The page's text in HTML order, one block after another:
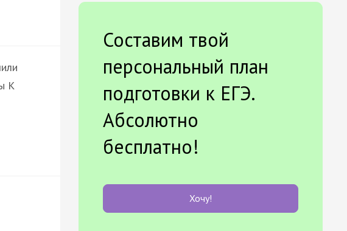
К
Составим твой
персональный план
подготовки к ЕГЭ.
Абсолютно
бесплатно!
Хочу!